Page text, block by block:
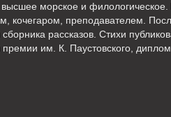
морское и филологическое.
кочегаром, преподавателем.
рассказов. Стихи
им. К. Паустовского,